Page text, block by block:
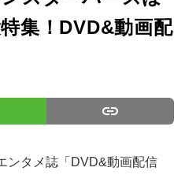
集！DVD&動画配
ンタメ誌「DVD&動画配信